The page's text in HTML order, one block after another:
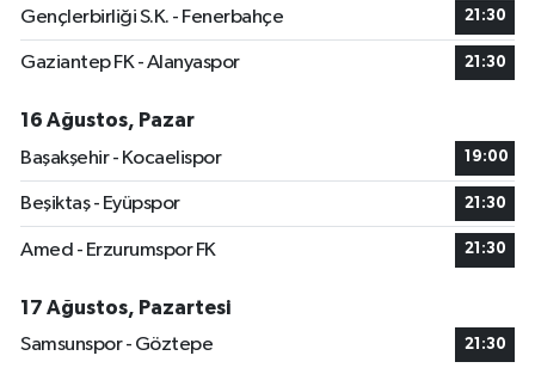
Gençlerbirliği S.K. - Fenerbahçe 21:30
Gaziantep FK - Alanyaspor 21:30
16 Ağustos, Pazar
Başakşehir - Kocaelispor
19:00
Beşiktaş - Eyüpspor 21:30
Amed - Erzurumspor FK 21:30
17 Ağustos, Pazartesi
Samsunspor - Göztepe
21:30